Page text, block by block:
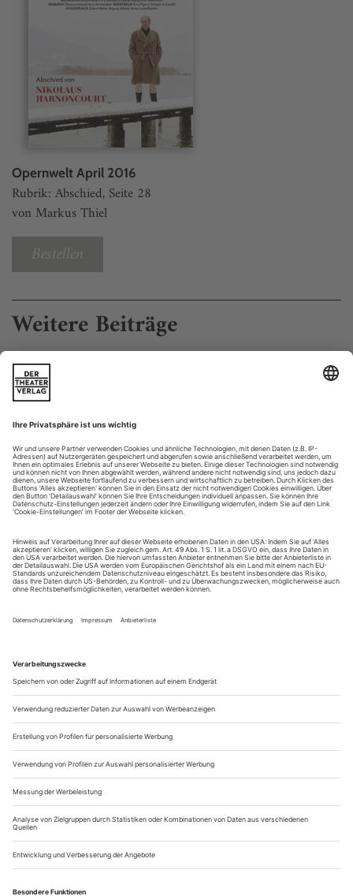
Opernwelt April 2016
Rubrik: Abschied, Seite 28
von Markus Thiel
Bestellen
Weitere Beiträge
Volkstheater Rostock
Das Gezerre um die Zukunft geht in die nächste Runde. Und
es deutet alles darauf hin, dass Sewan Latchinian, der
streitbare Intendant des
Kampf um die Erhaltung aller vier Sparten verloren hat.
Bürgermeister Roland Methling (parteilos) und
Mecklenburg-Vorpommerns SPD-Kulturminister Mathias
Brodkorb haben sich durchgesetzt: Schauspiel...
Geschundene Landschaften
Weber: Der Freischütz
Weimar / Nationaltheater
Carl Maria von Webers «Freischütz» entstand kurz nach dem
nach dem 30-jährigen Krieg. Eine deutsche Nachkriegsoper
also – ein Umstand, der heutzutage mitunter zu maßlosen
Interpretationen führt. Der sex- und bluttriefende
Bühnenexzess des Schauspielregisseurs Kay Voges in
Hannover war nur das eine Extrem,...
Wie geklont
Janácek: Vec Makropulos
Berlin / Deutsche Oper
Vom Überdruss singt Emilia Marty alias Elina Makropulos im
letzten Akt. Das Leben lässt sie kalt, alle Höhen, alle Tiefen